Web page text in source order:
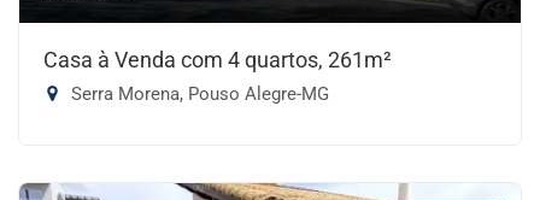
Casa à Venda com 4 quartos, 261m²
Serra Morena, Pouso Alegre-MG